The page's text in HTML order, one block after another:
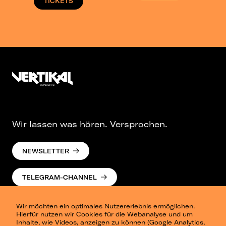
Wir möchten ein optimales Nutzererlebnis ermöglichen.
Hierfür nutzen wir Cookies für die Webanalyse und um
Inhalte, wie Videos, anzeigen zu können (Google Analytics,
Wir lassen was hören. Versprochen.
NEWSLETTER
TELEGRAM-CHANNEL